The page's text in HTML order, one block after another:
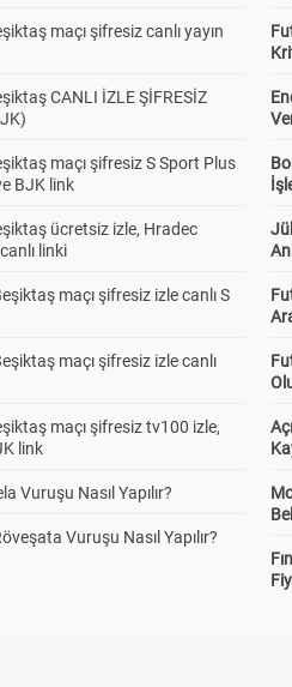
maçı şifresiz canlı yayın
CANLI İZLE ŞİFRESİZ
maçı şifresiz S Sport Plus
BJK link
ücretsiz izle, Hradec
linki
maçı şifresiz izle canlı S
maçı şifresiz izle canlı
maçı şifresiz tv100 izle,
link
Vuruşu Nasıl Yapılır?
Vuruşu Nasıl Yapılır?